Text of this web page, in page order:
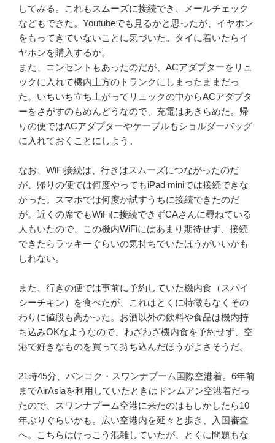
してみる。これもスムーズに接続でき、メールチェック
などもできた。Youtubeでも見るかと思ったが、イヤホン
をもってきていないことに気づいた。タイに着いたらイ
ヤホンを購入するか。
また、コンセントもあったのだが、ACアダプターをリュ
ックに入れて機内上方のトランクにしまったままだっ
た。いちいち立ち上がってリュックの中からACアダプタ
ーをさがすのもめんどうなので、充電はあきらめた。帰
りの便ではACアダプターやケーブルもショルダーバッグ
に入れておくことにしよう。
なお、WiFi接続は、行きはスムーズにつながったのだ
が、帰りの便では何度やってもiPad miniでは接続できな
かった。スマホでは何度か試すうちに接続できたのだ
が。近くの席でもWiFiに接続できずCAさんに尋ねている
人もいたので、この機内WiFiにはあまり期待せず、接続
できたらラッキーぐらいの気持ちでいたほうがいいかも
しれない。
また、行きの便では事前に予約していた機内食（スパイ
シーチキン）を食べたが、これはとくに特徴もなくその
わりに値段も高かった。お酒以外の飲料や食品は機内持
ち込みOKなようなので、わざわざ機内食を予約せず、空
港で好きなものを買って持ち込んだほうがよさそうだ。
21時45分、バンコク・スワンナプーム国際空港着。6年前
までAirAsiaを利用していたときはドンムアン空港着だっ
たので、スワンナプーム空港に来たのはもしかしたら10
年ぶりぐらいかも。広い空港内を延々と歩き、入国審査
へ。こちらはけっこう混雑していたが、とくに問題もな